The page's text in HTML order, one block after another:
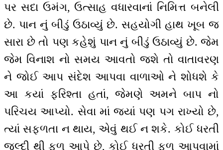
પર સદા ઉમંગ, ઉત્સાહ વધારવાનાં નિમિત્ત બનેલી
છે. પાન નું બીડું ઉઠાવ્યું છે. સહયોગી હાથ ખૂબ જ
સારા છે તો પણ કહેશું પાન નું બીડું ઉઠાવ્યું છે. જેમ
જેમ વિનાશ નો સમય આવતો જશે તો વાતાવરણ
ને જોઈ આપ સંદેશ આપવા વાળાઓ ને શોધશે કે
આ કયાં ફરિશ્તા હતાં, જેમણે અમને બાપ નો
પરિચય આપ્યો. સેવા માં જ્યાં પણ પગ રાખ્યો છે,
ત્યાં સફળતા ન થાય, એવું થઈ ન શકે. કોઈ ધરતી
જલ્દી થી ફળ આપે છે, કોઈ ધરતી ફળ આપવામાં